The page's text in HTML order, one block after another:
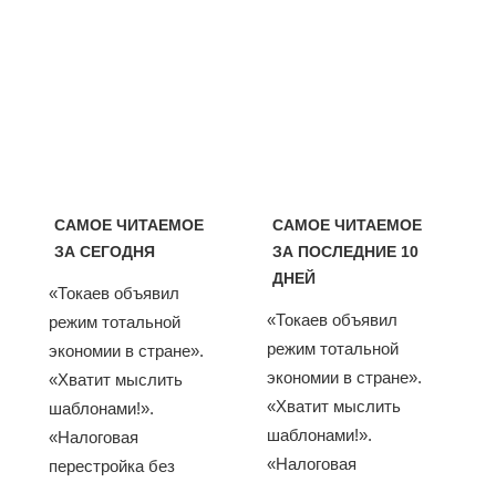
САМОЕ ЧИТАЕМОЕ
ЗА СЕГОДНЯ
«Токаев объявил
режим тотальной
экономии в стране».
«Хватит мыслить
шаблонами!».
«Налоговая
перестройка без
САМОЕ ЧИТАЕМОЕ
ЗА ПОСЛЕДНИЕ 10
ДНЕЙ
«Токаев объявил
режим тотальной
экономии в стране».
«Хватит мыслить
шаблонами!».
«Налоговая